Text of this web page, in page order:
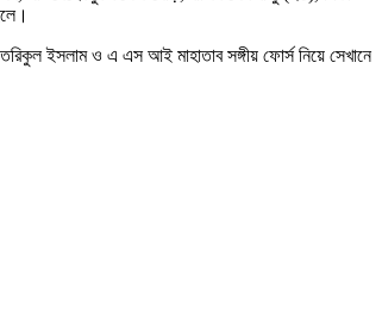
ইসলাম ও এ এস আই মাহাতাব সঙ্গীয় ফোর্স নিয়ে সেখানে